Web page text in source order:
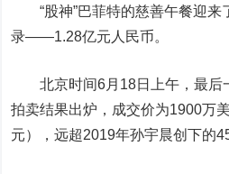
“股神”巴菲特的慈善午餐迎来
录——1.28亿元人民币。
北京时间6月18日上午，最后
拍卖结果出炉，成交价为1900万
元），远超2019年孙宇晨创下的